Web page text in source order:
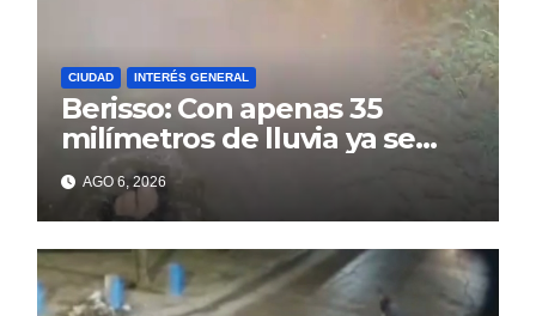
CIUDAD INTERÉS GENERAL
Berisso: Con apenas 35
milímetros de lluvia ya se
sienten los problemas
AGO 6, 2026